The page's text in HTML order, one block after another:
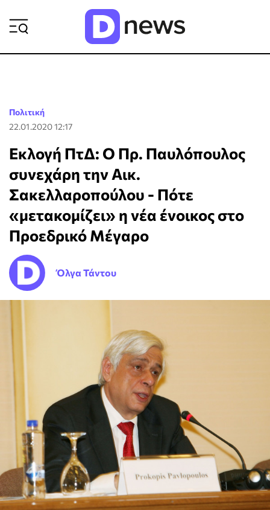
Πολιτική
22.01.2020 12:17
Εκλογή ΠτΔ: Ο Πρ. Παυλόπουλος
συνεχάρη την Αικ.
Σακελλαροπούλου - Πότε
«μετακομίζει» η νέα ένοικος στο
Προεδρικό Μέγαρο
Όλγα Τάντου